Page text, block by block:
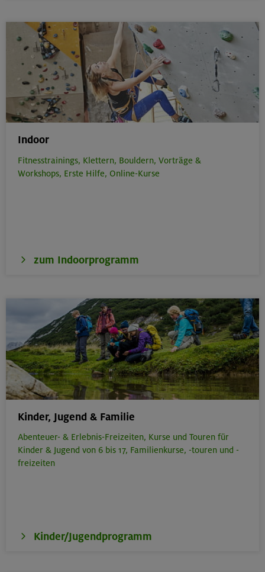
Indoor
Fitnesstrainings, Klettern, Bouldern, Vorträge &
Workshops, Erste Hilfe, Online-Kurse
zum Indoorprogramm
Kinder, Jugend & Familie
Abenteuer- & Erlebnis-Freizeiten, Kurse und Touren für
Kinder & Jugend von 6 bis 17, Familienkurse, -touren und -
freizeiten
Kinder/Jugendprogramm